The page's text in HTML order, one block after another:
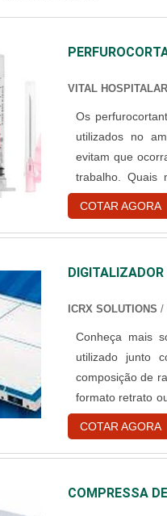
VITAL HOSPITALAR
Os
utilizados no
evitam que
trabalho. Quais
possuem esses
COTAR AGORA
DIGITALIZADOR
ICRX SOLUTIONS /
Conheça mais sobre os
utilizado junto
composição de
formato retrato
ser utilizado em
COTAR AGORA
COMPRESSA